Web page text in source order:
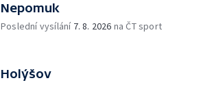
Nepomuk
Poslední vysílání 7. 8. 2026 na ČT sport
Holýšov